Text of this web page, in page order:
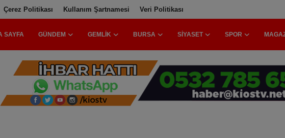
Çerez Politikası Kullanım Şartnamesi Veri Politikası
SAYFA GÜNDEM GEMLIK BURSA SIYASET SPOR